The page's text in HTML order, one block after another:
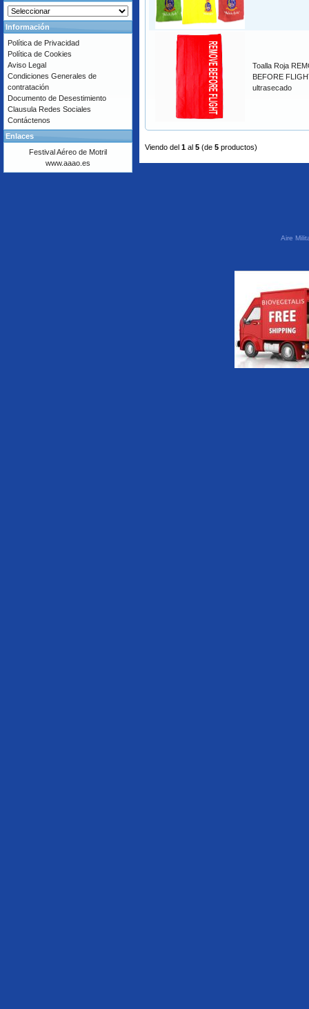
Toalla Roja
BEFORE
ultrasecado
Viendo del 1 al 5 (de 5 productos)
Información
Política de Privacidad
Política de Cookies
Aviso Legal
Condiciones Generales de
contratación
Documento de Desestimiento
Clausula Redes Sociales
Contáctenos
Enlaces
Festival Aéreo de Motril
www.aaao.es
Aire